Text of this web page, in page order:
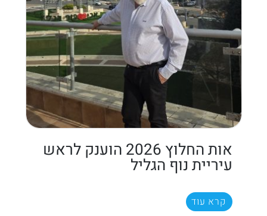
אות החלוץ 2026 הוענק לראש
עיריית נוף הגליל
קרא עוד